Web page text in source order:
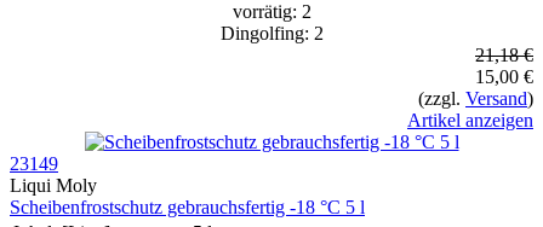
vorrätig: 2
Dingolfing: 2
21,18 €
15,00 €
(zzgl. Versand)
Artikel anzeigen
23149
Liqui Moly
Schei­ben­frost­schutz gebrauchs­fertig -18 °C 5 l